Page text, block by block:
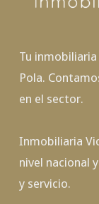
Tu
Pola.
en el sector.
Inmobiliaria
nivel nacional
y servicio.